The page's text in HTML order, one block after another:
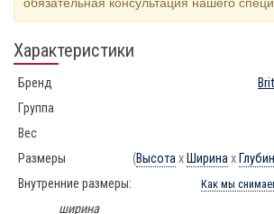
Характеристики
Бренд
Группа
Вес
Размеры
(Высотах Ширинах
Внутренние размеры:
Как мы
ширина